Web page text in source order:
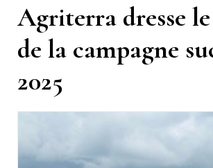
Agriterra dresse
de la campagne
2025